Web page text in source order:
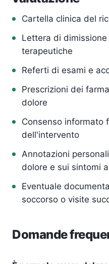
Cartella clinica del
Lettera di
terapeutiche
Referti di esami e
Prescrizioni dei
dolore
Consenso informato
dell'intervento
Annotazioni
dolore e sui sintomi
Eventuale
soccorso o visite
Domande